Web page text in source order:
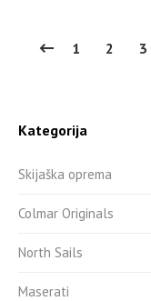
1 2 3
Kategorija
Skijaška oprema
Colmar Originals
North Sails
Maserati